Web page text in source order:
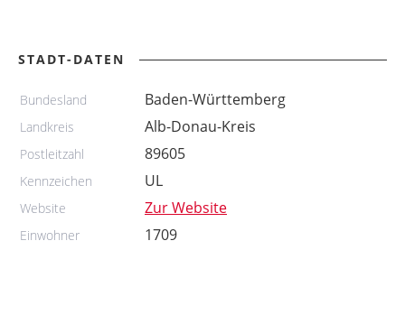
STADT-DATEN
Bundesland Baden-Württemberg
Landkreis Alb-Donau-Kreis
Postleitzahl 89605
Kennzeichen UL
Website Zur Website
Einwohner 1709